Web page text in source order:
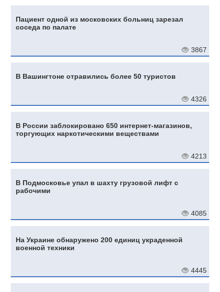
Пациент одной из московских больниц зарезал
соседа по палате
3867
В Вашингтоне отравились более 50 туристов
4326
В России заблокировано 650 интернет-магазинов,
торгующих наркотическими веществами
4213
В Подмосковье упал в шахту грузовой лифт с
рабочими
4085
На Украине обнаружено 200 единиц украденной
военной техники
4445